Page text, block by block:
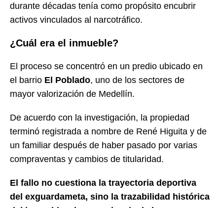
durante décadas tenía como propósito encubrir
activos vinculados al narcotráfico.
¿Cuál era el inmueble?
El proceso se concentró en un predio ubicado en
el barrio El Poblado, uno de los sectores de
mayor valorización de Medellín.
De acuerdo con la investigación, la propiedad
terminó registrada a nombre de René Higuita y de
un familiar después de haber pasado por varias
compraventas y cambios de titularidad.
El fallo no cuestiona la trayectoria deportiva
del exguardameta, sino la trazabilidad histórica